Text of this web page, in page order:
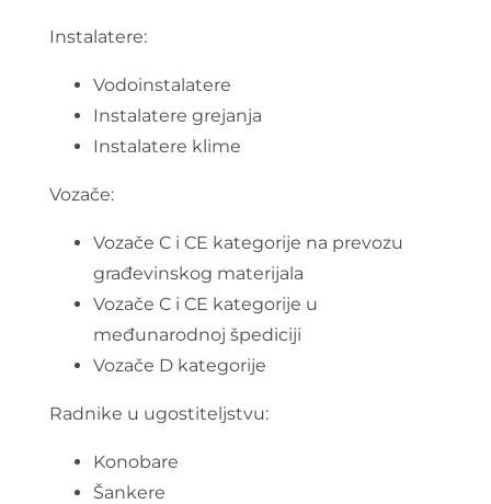
Instalatere:
Vodoinstalatere
Instalatere grejanja
Instalatere klime
Vozače:
Vozače C i CE kategorije na prevozu
građevinskog materijala
Vozače C i CE kategorije u
međunarodnoj špediciji
Vozače D kategorije
Radnike u ugostiteljstvu:
Konobare
Šankere